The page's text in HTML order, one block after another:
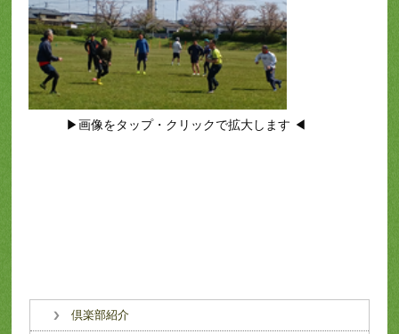
▶画像をタップ・クリックで拡大します ◀
倶楽部紹介